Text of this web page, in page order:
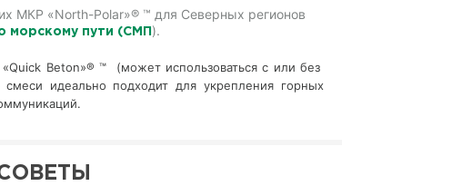
МКР «North-Polar»® ™ для Северных регионов
морскому пути (СМП ).
«Quick Beton»® ™ (может использоваться с или без
идеально подходит для укрепления горных